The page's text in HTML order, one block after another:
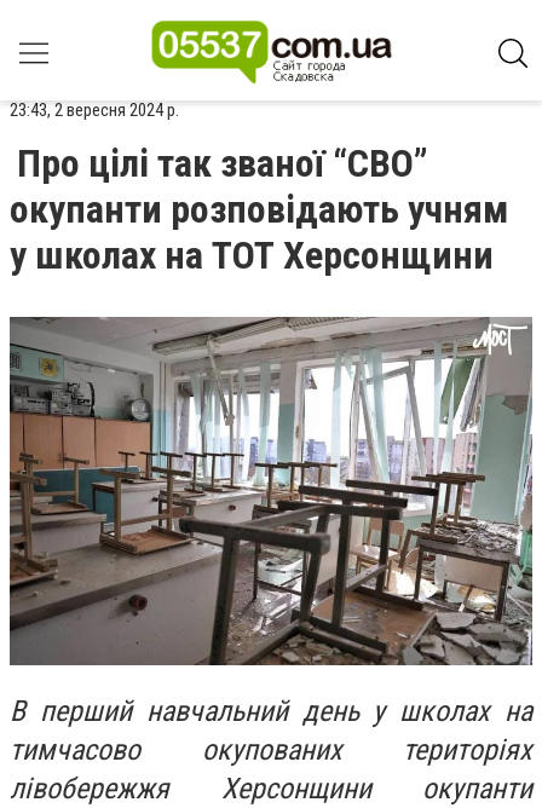
23:43, 2 вересня 2024 р.
Про цілі так званої “СВО”
окупанти розповідають учням
у школах на ТОТ Херсонщини
В перший навчальний день у школах на
тимчасово окупованих територіях
лівобережжя Херсонщини окупанти